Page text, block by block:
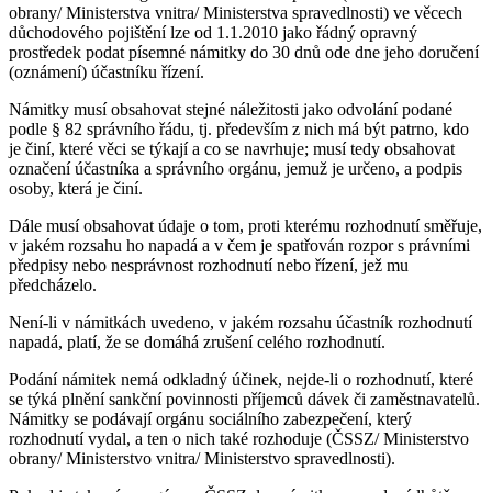
obrany/ Ministerstva vnitra/ Ministerstva spravedlnosti) ve věcech
důchodového pojištění lze od 1.1.2010 jako řádný opravný
prostředek podat písemné námitky do 30 dnů ode dne jeho doručení
(oznámení) účastníku řízení.
Námitky musí obsahovat stejné náležitosti jako odvolání podané
podle § 82 správního řádu, tj. především z nich má být patrno, kdo
je činí, které věci se týkají a co se navrhuje; musí tedy obsahovat
označení účastníka a správního orgánu, jemuž je určeno, a podpis
osoby, která je činí.
Dále musí obsahovat údaje o tom, proti kterému rozhodnutí směřuje,
v jakém rozsahu ho napadá a v čem je spatřován rozpor s právními
předpisy nebo nesprávnost rozhodnutí nebo řízení, jež mu
předcházelo.
Není-li v námitkách uvedeno, v jakém rozsahu účastník rozhodnutí
napadá, platí, že se domáhá zrušení celého rozhodnutí.
Podání námitek nemá odkladný účinek, nejde-li o rozhodnutí, které
se týká plnění sankční povinnosti příjemců dávek či zaměstnavatelů.
Námitky se podávají orgánu sociálního zabezpečení, který
rozhodnutí vydal, a ten o nich také rozhoduje (ČSSZ/ Ministerstvo
obrany/ Ministerstvo vnitra/ Ministerstvo spravedlnosti).